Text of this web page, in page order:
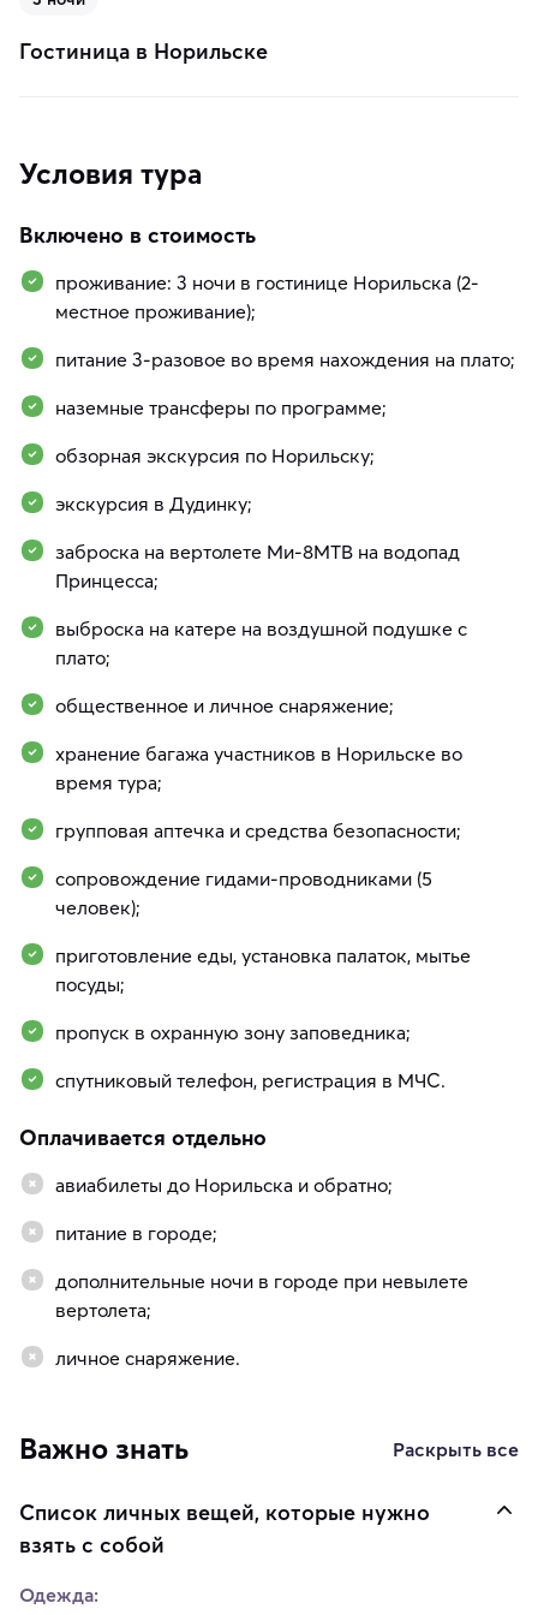
Гостиница в Норильске
Условия тура
Включено в стоимость
проживание: 3 ночи в гостинице Норильска (2-
местное проживание);
питание 3-разовое во время нахождения на плато;
наземные трансферы по программе;
обзорная экскурсия по Норильску;
экскурсия в Дудинку;
заброска на вертолете Ми-8МТВ на водопад
Принцесса;
выброска на катере на воздушной подушке с
плато;
общественное и личное снаряжение;
хранение багажа участников в Норильске во
время тура;
групповая аптечка и средства безопасности;
сопровождение гидами-проводниками (5
человек);
приготовление еды, установка палаток, мытье
посуды;
пропуск в охранную зону заповедника;
спутниковый телефон, регистрация в МЧС.
Оплачивается отдельно
авиабилеты до Норильска и обратно;
питание в городе;
дополнительные ночи в городе при невылете
вертолета;
личное снаряжение.
Важно знать Раскрыть все
Список личных вещей, которые нужно
взять с собой
Одежда: